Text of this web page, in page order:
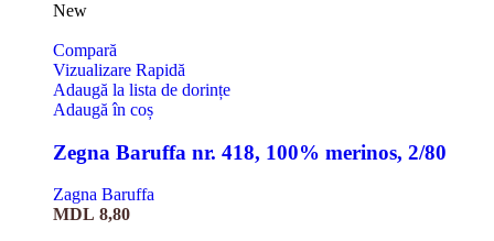
New
Compară
Vizualizare Rapidă
Adaugă la lista de dorințe
Adaugă în coș
Zegna Baruffa nr. 418, 100% merinos, 2/80
Zagna Baruffa
MDL 8,80